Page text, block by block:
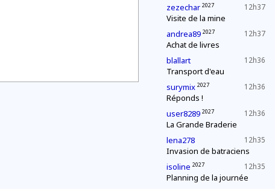
12h37
zezechar 2027
Visite de la mine
12h37
andrea89 2027
Achat de livres
12h36
blallart
Transport d'eau
12h36
surymix 2027
Réponds !
12h36
user8289 2027
La Grande Braderie
12h35
lena278
Invasion de batraciens
12h35
isoline 2027
Planning de la journée